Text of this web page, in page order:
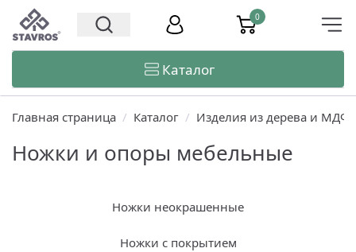
0
Каталог
Главная страница / Каталог / Изделия из дерева и МДФ
Ножки и опоры мебельные
Ножки неокрашенные
Ножки с покрытием